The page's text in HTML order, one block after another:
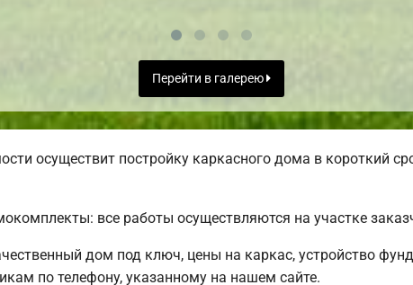
Перейти в галерею
осуществит постройку каркасного дома в короткий
все работы осуществляются на участке
дом под ключ, цены на каркас, устройство
по телефону, указанному на нашем сайте.